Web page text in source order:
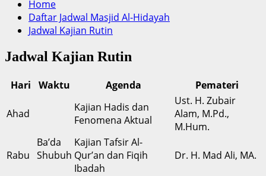
Home
Daftar Jadwal Masjid Al-Hidayah
Jadwal Kajian Rutin
Jadwal Kajian Rutin
Hari Waktu Agenda Pemateri
Ahad
Ba’da
Shubuh
Kajian Hadis dan
Fenomena Aktual
Ust. H. Zubair
Alam, M.Pd.,
M.Hum.
Rabu
Kajian Tafsir Al-
Qur’an dan Fiqih
Ibadah
Dr. H. Mad Ali, MA.